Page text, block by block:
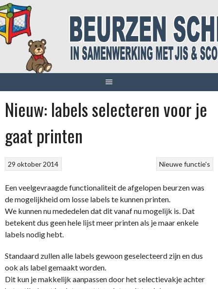
Spring
naar
inhoud
Nieuw: labels selecteren voor je
gaat printen
Nieuwe functie's
29 oktober 2014
Een veelgevraagde functionaliteit de afgelopen beurzen was
de mogelijkheid om losse labels te kunnen printen.
We kunnen nu mededelen dat dit vanaf nu mogelijk is. Dat
betekent dus geen hele lijst meer printen als je maar enkele
labels nodig hebt.
Standaard zullen alle labels gewoon geselecteerd zijn en dus
ook als label gemaakt worden.
Dit kun je makkelijk aanpassen door het selectievakje achter